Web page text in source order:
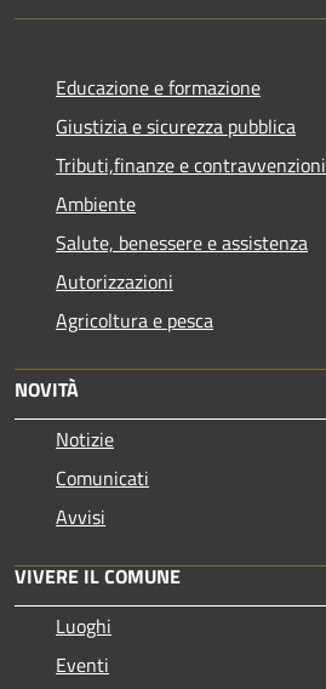
Educazione e formazione
Giustizia e sicurezza pubblica
Tributi,finanze e contravvenzioni
Ambiente
Salute, benessere e assistenza
Autorizzazioni
Agricoltura e pesca
NOVITÀ
Notizie
Comunicati
Avvisi
VIVERE IL COMUNE
Luoghi
Eventi